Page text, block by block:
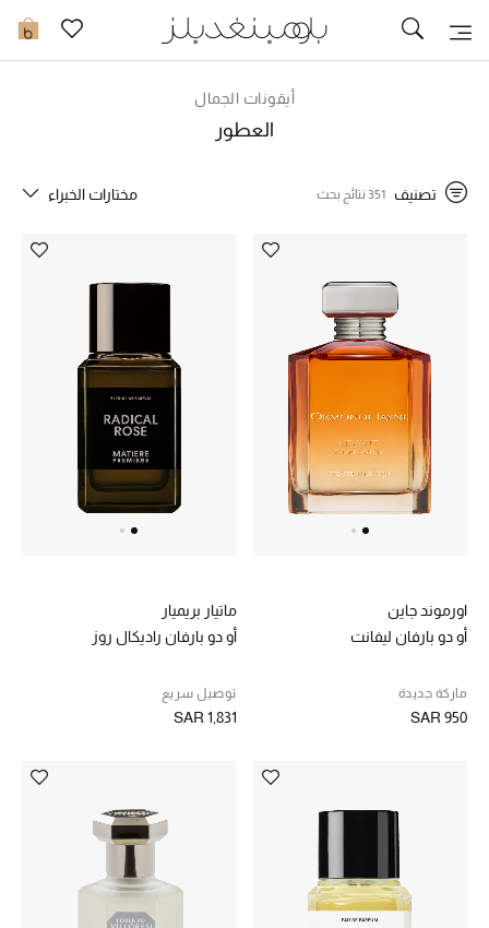
0 توصيل سريع
ما وصلنا حديثاً
الحقائب النسائية
أحذية النسائية
الجمال
المجوهرات
عرض جميع المنتجات
أيقونات الجمال
العطور
تصنيف 351 نتائج بحث مختارات الخبراء
اورموند جاين
أو دو بارفان ليفانت
ماركة جديدة
SAR 950
ماتيار بريميار
أو دو بارفان راديكال روز
توصيل سريع
SAR 1,831